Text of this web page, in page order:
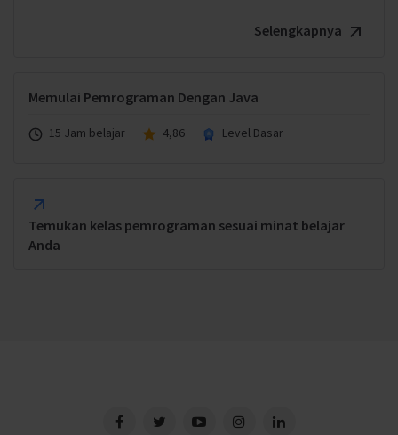
Selengkapnya
Memulai Pemrograman Dengan Java
15 Jam belajar 4,86 Level Dasar
Temukan kelas pemrograman sesuai minat belajar
Anda